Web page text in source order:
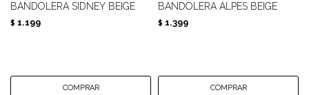
BANDOLERA SIDNEY BEIGE
$ 1.199
BANDOLERA ALPES BEIGE
$ 1.399